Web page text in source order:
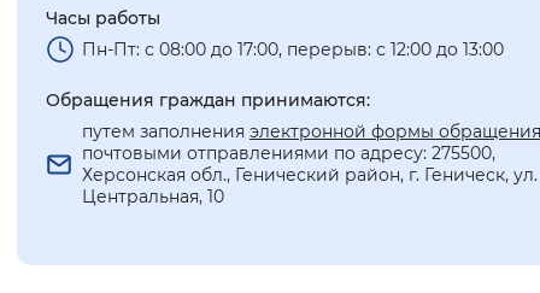
Часы работы
Пн-Пт: с 08:00 до 17:00, перерыв: с 12:00 до 13:00
Обращения граждан принимаются:
путем заполнения электронной формы
почтовыми отправлениями по адресу: 275500,
Херсонская обл., Генический район, г. Геническ, ул.
Центральная, 10